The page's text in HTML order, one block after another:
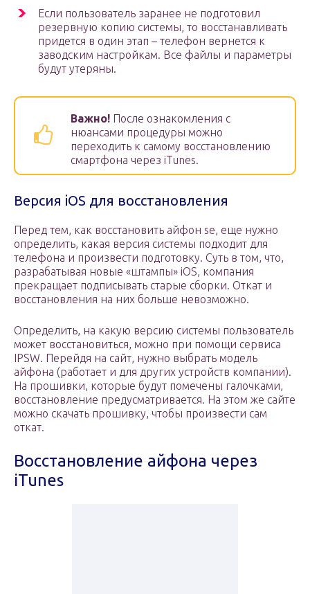
Если пользователь заранее не подготовил
резервную копию системы, то восстанавливать
придется в один этап – телефон вернется к
заводским настройкам. Все файлы и параметры
будут утеряны.
Важно! После ознакомления с
нюансами процедуры можно
переходить к самому восстановлению
смартфона через iTunes.
Версия iOS для восстановления
Перед тем, как восстановить айфон se, еще нужно
определить, какая версия системы подходит для
телефона и произвести подготовку. Суть в том, что,
разрабатывая новые «штампы» iOS, компания
прекращает подписывать старые сборки. Откат и
восстановления на них больше невозможно.
Определить, на какую версию системы пользователь
может восстановиться, можно при помощи сервиса
IPSW. Перейдя на сайт, нужно выбрать модель
айфона (работает и для других устройств компании).
На прошивки, которые будут помечены галочками,
восстановление предусматривается. На этом же сайте
можно скачать прошивку, чтобы произвести сам
откат.
Восстановление айфона через
iTunes